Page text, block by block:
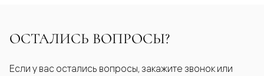
ОСТАЛИСЬ ВОПРОСЫ?
Если у вас остались вопросы, закажите звонок или